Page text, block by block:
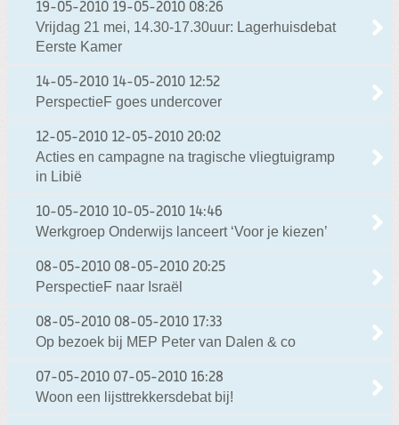
19-05-2010 19-05-2010 08:26
Vrijdag 21 mei, 14.30-17.30uur: Lagerhuisdebat
Eerste Kamer
14-05-2010 14-05-2010 12:52
PerspectieF goes undercover
12-05-2010 12-05-2010 20:02
Acties en campagne na tragische vliegtuigramp
in Libië
10-05-2010 10-05-2010 14:46
Werkgroep Onderwijs lanceert ‘Voor je kiezen’
08-05-2010 08-05-2010 20:25
PerspectieF naar Israël
08-05-2010 08-05-2010 17:33
Op bezoek bij MEP Peter van Dalen & co
07-05-2010 07-05-2010 16:28
Woon een lijsttrekkersdebat bij!